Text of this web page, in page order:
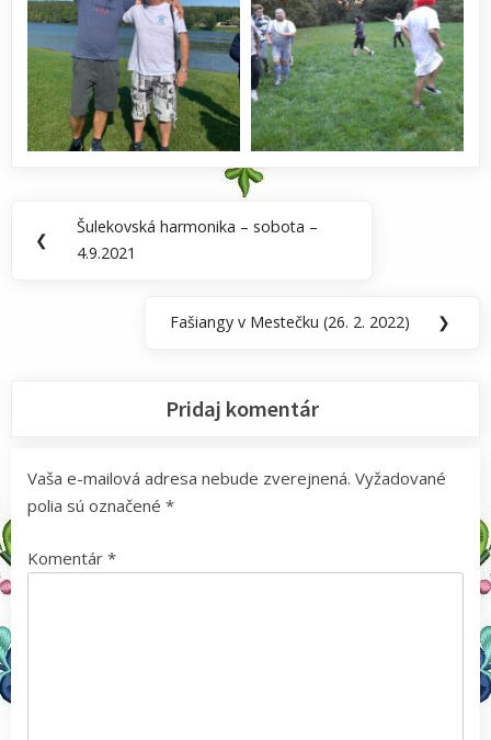
Navigácia
❮
Previous
Post:
Šulekovská harmonika – sobota –
4.9.2021
Next
Fašiangy v Mestečku (26. 2. 2022) ❯
Pridaj komentár
Vaša e-mailová adresa nebude zverejnená. Vyžadované
polia sú označené *
Komentár *